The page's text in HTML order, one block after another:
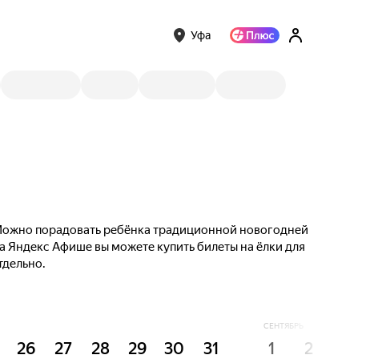
Уфа
порадовать ребёнка традиционной новогодней
Яндекс Афише вы можете купить билеты на ёлки для
26 27 28 29 30 31
СЕНТЯБРЬ
1 2